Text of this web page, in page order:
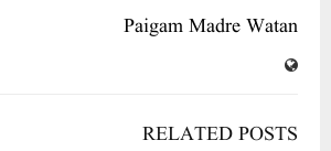
Paigam Madre Watan
RELATED POSTS